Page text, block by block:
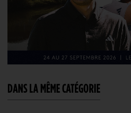
DANS LA MÊME CATÉGORIE